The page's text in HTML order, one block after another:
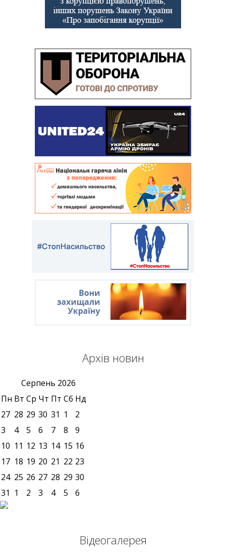
Архів новин
Серпень 2026
Пн Вт Ср Чт Пт Сб Нд
27 28 29 30 31 1
2
3
4 5 6 7 8
9
10 11 12 13 14 15 16
17 18 19 20 21 22 23
24 25 26 27 28 29 30
31 1 2 3 4 5 6
Відеогалерея